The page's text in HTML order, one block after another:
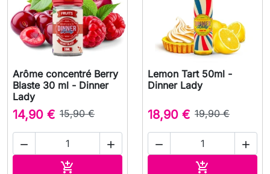
Arôme concentré Berry
Blaste 30 ml - Dinner
Lady
14,90 € 15,90 €
 

Lemon Tart 50ml -
Dinner Lady
18,90 € 19,90 €
 
